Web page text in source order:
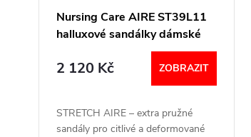
Nursing Care AIRE ST39L11
halluxové sandálky dámské
2 120 Kč ZOBRAZIT
STRETCH AIRE – extra pružné
sandály pro citlivé a deformované